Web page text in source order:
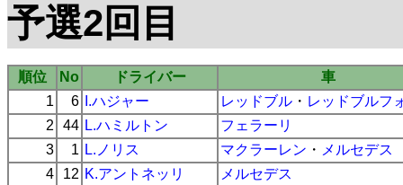
予選2回目
順位 No ドライバー
車
1
6 I.ハジャー レッドブル ・ レッドブルフ
2
44 L.ハミルトン
フェラーリ
3
1 L.ノリス マクラーレン ・ メルセデス
4
12 K.アントネッリ
メルセデス